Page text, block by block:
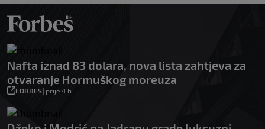
Nafta iznad 83 dolara, nova lista zahtjeva za
otvaranje Hormuškog moreuza
FORBES| prije 4 h